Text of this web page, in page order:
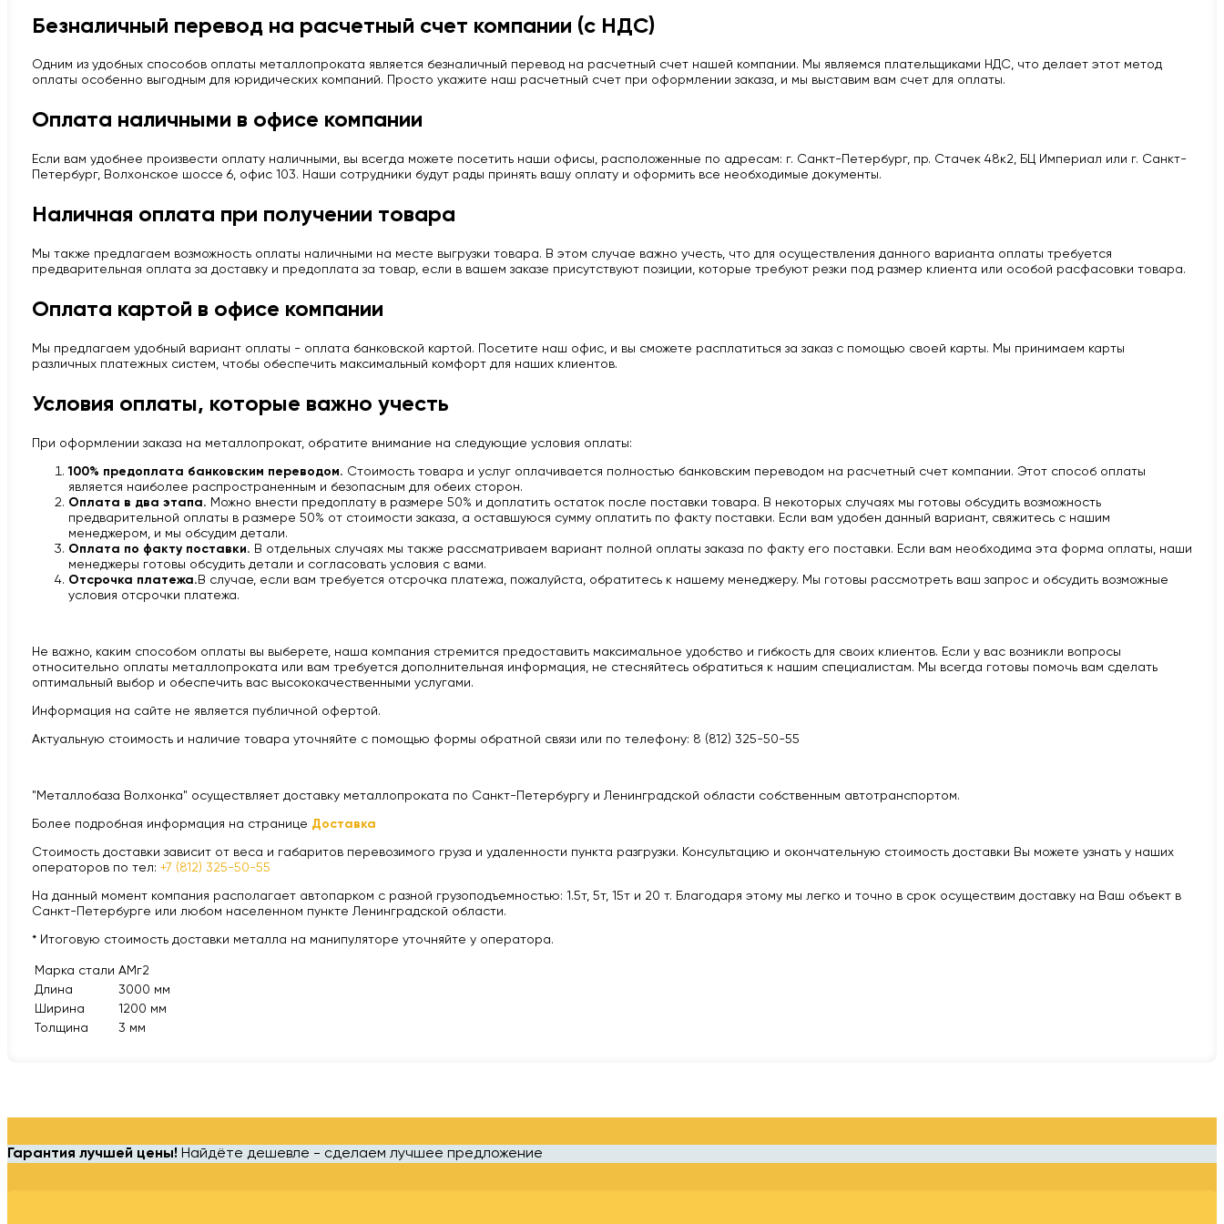
Безналичный перевод на расчетный счет компании (с НДС)
Одним из удобных способов оплаты металлопроката является безналичный перевод на расчетный счет нашей компании. Мы являемся плательщиками НДС, что делает этот метод
оплаты особенно выгодным для юридических компаний. Просто укажите наш расчетный счет при оформлении заказа, и мы выставим вам счет для оплаты.
Оплата наличными в офисе компании
Если вам удобнее произвести оплату наличными, вы всегда можете посетить наши офисы, расположенные по адресам: г. Санкт-Петербург, пр. Стачек 48к2, БЦ Империал или г. Санкт-
Петербург, Волхонское шоссе 6, офис 103. Наши сотрудники будут рады принять вашу оплату и оформить все необходимые документы.
Наличная оплата при получении товара
Мы также предлагаем возможность оплаты наличными на месте выгрузки товара. В этом случае важно учесть, что для осуществления данного варианта оплаты требуется
предварительная оплата за доставку и предоплата за товар, если в вашем заказе присутствуют позиции, которые требуют резки под размер клиента или особой расфасовки товара.
Оплата картой в офисе компании
Мы предлагаем удобный вариант оплаты - оплата банковской картой. Посетите наш офис, и вы сможете расплатиться за заказ с помощью своей карты. Мы принимаем карты
различных платежных систем, чтобы обеспечить максимальный комфорт для наших клиентов.
Условия оплаты, которые важно учесть
При оформлении заказа на металлопрокат, обратите внимание на следующие условия оплаты:
100% предоплата банковским переводом. Стоимость товара и услуг оплачивается полностью банковским переводом на расчетный счет компании. Этот способ оплаты
является наиболее распространенным и безопасным для обеих сторон.
Оплата в два этапа. Можно внести предоплату в размере 50% и доплатить остаток после поставки товара. В некоторых случаях мы готовы обсудить возможность
предварительной оплаты в размере 50% от стоимости заказа, а оставшуюся сумму оплатить по факту поставки. Если вам удобен данный вариант, свяжитесь с нашим
менеджером, и мы обсудим детали.
Оплата по факту поставки. В отдельных случаях мы также рассматриваем вариант полной оплаты заказа по факту его поставки. Если вам необходима эта форма оплаты, наши
менеджеры готовы обсудить детали и согласовать условия с вами.
Отсрочка платежа. В случае, если вам требуется отсрочка платежа, пожалуйста, обратитесь к нашему менеджеру. Мы готовы рассмотреть ваш запрос и обсудить возможные
условия отсрочки платежа.
Не важно, каким способом оплаты вы выберете, наша компания стремится предоставить максимальное удобство и гибкость для своих клиентов. Если у вас возникли вопросы
относительно оплаты металлопроката или вам требуется дополнительная информация, не стесняйтесь обратиться к нашим специалистам. Мы всегда готовы помочь вам сделать
оптимальный выбор и обеспечить вас высококачественными услугами.
Информация на сайте не является публичной офертой.
Актуальную стоимость и наличие товара уточняйте с помощью формы обратной связи или по телефону: 8 (812) 325-50-55
"Металлобаза Волхонка" осуществляет доставку металлопроката по Санкт-Петербургу и Ленинградской области собственным автотранспортом.
Более подробная информация на странице Доставка
Стоимость доставки зависит от веса и габаритов перевозимого груза и удаленности пункта разгрузки. Консультацию и окончательную стоимость доставки Вы можете узнать у наших
операторов по тел: +7 (812) 325-50-55
На данный момент компания располагает автопарком с разной грузоподъемностью: 1.5т, 5т, 15т и 20 т. Благодаря этому мы легко и точно в срок осуществим доставку на Ваш объект в
Санкт-Петербурге или любом населенном пункте Ленинградской области.
* Итоговую стоимость доставки металла на манипуляторе уточняйте у оператора.
Марка стали АМг2
Длина
3000 мм
Ширина
1200 мм
Толщина
3 мм
Гарантия лучшей цены! Найдёте дешевле - сделаем лучшее предложение